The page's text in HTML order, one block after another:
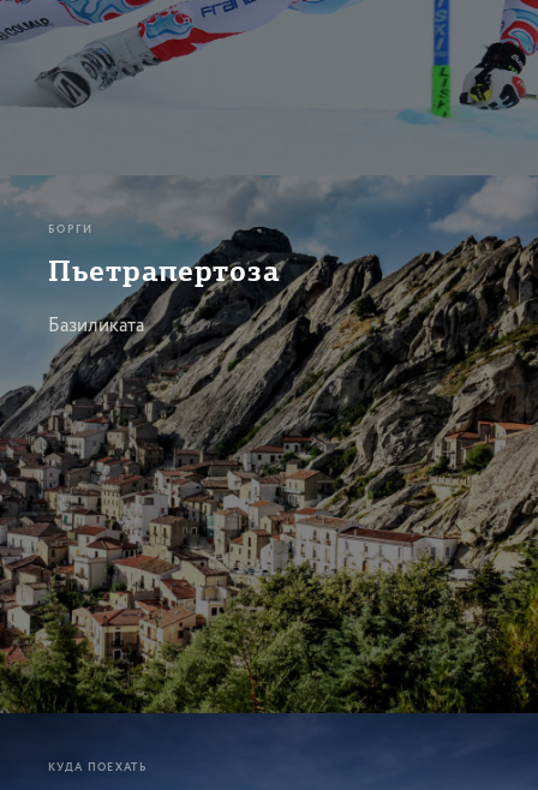
БОРГИ
Пьетрапертоза
Базиликата
КУДА ПОЕХАТЬ